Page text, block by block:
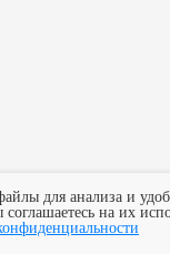
для анализа и
соглашаетесь на их